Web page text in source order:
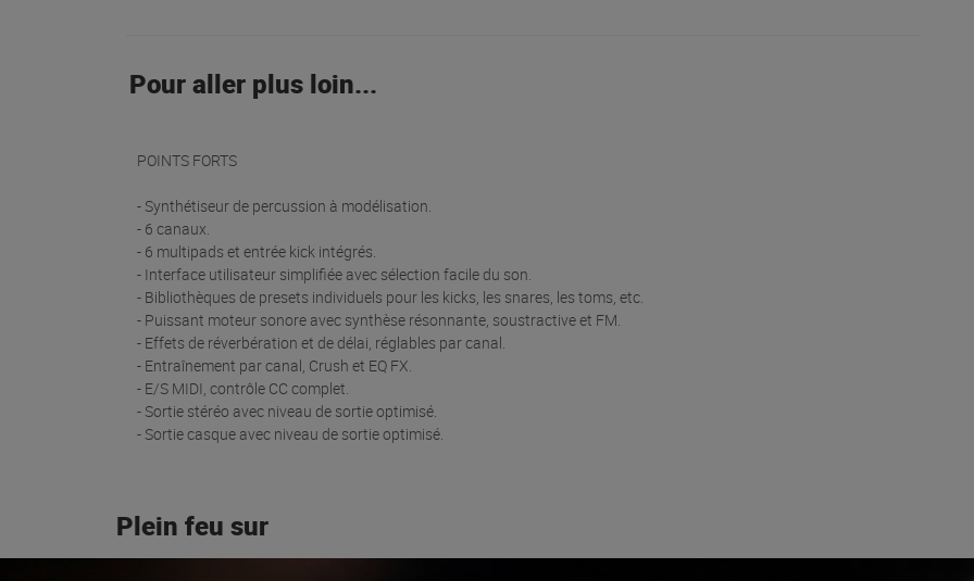
Pour aller plus loin...
POINTS FORTS
- Synthétiseur de percussion à modélisation.
- 6 canaux.
- 6 multipads et entrée kick intégrés.
- Interface utilisateur simplifiée avec sélection facile du son.
- Bibliothèques de presets individuels pour les kicks, les snares, les toms, etc.
- Puissant moteur sonore avec synthèse résonnante, soustractive et FM.
- Effets de réverbération et de délai, réglables par canal.
- Entraînement par canal, Crush et EQ FX.
- E/S MIDI, contrôle CC complet.
- Sortie stéréo avec niveau de sortie optimisé.
- Sortie casque avec niveau de sortie optimisé.
Plein feu sur